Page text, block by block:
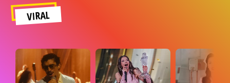
VIRAL